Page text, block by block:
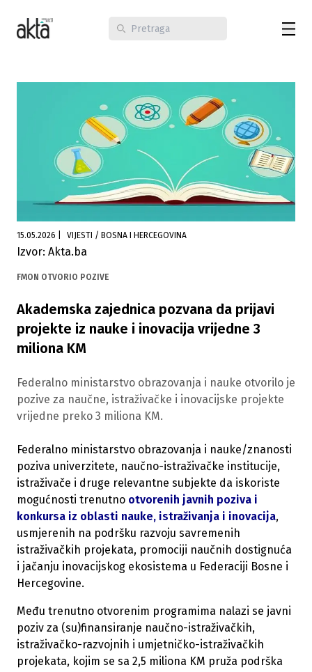
15.05.2026 VIJESTI / BOSNA I HERCEGOVINA
Izvor: Akta.ba
FMON OTVORIO POZIVE
Akademska zajednica pozvana da prijavi
projekte iz nauke i inovacija vrijedne 3
miliona KM
Federalno ministarstvo obrazovanja i nauke otvorilo je
pozive za naučne, istraživačke i inovacijske projekte
vrijedne preko 3 miliona KM.
Federalno ministarstvo obrazovanja i nauke/znanosti
poziva univerzitete, naučno-istraživačke institucije,
istraživače i druge relevantne subjekte da iskoriste
mogućnosti trenutno otvorenih javnih poziva i
konkursa iz oblasti nauke, istraživanja i inovacija,
usmjerenih na podršku razvoju savremenih
istraživačkih projekata, promociji naučnih dostignuća
i jačanju inovacijskog ekosistema u Federaciji Bosne i
Hercegovine.
Među trenutno otvorenim programima nalazi se javni
poziv za (su)finansiranje naučno-istraživačkih,
istraživačko-razvojnih i umjetničko-istraživačkih
projekata, kojim se sa 2,5 miliona KM pruža podrška